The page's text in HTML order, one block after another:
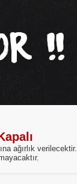
ağırlık verilecektir.